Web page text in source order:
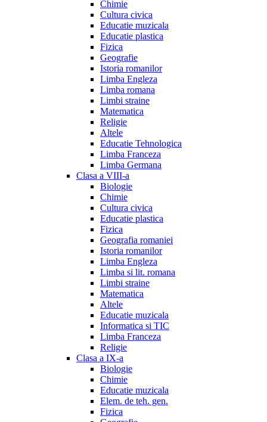
Chimie
Cultura civica
Educatie muzicala
Educatie plastica
Fizica
Geografie
Istoria romanilor
Limba Engleza
Limba romana
Limbi straine
Matematica
Religie
Altele
Educatie Tehnologica
Limba Franceza
Limba Germana
Clasa a VIII-a
Biologie
Chimie
Cultura civica
Educatie plastica
Fizica
Geografia romaniei
Istoria romanilor
Limba Engleza
Limba si lit. romana
Limbi straine
Matematica
Altele
Educatie muzicala
Informatica si TIC
Limba Franceza
Religie
Clasa a IX-a
Biologie
Chimie
Educatie muzicala
Elem. de teh. gen.
Fizica